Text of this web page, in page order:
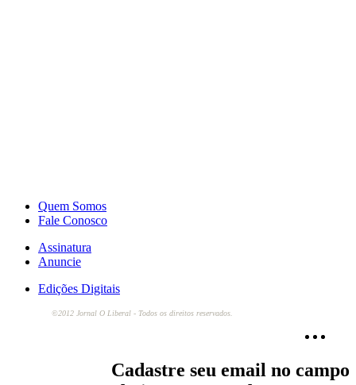
Quem Somos
Fale Conosco
Assinatura
Anuncie
Edições Digitais
Cadastre seu email no campo
©2012 Jornal O Liberal - Todos os direitos reservados.